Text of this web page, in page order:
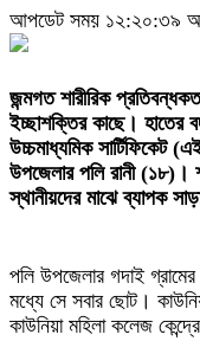
আপডেট সময় ১২:২০:৩৯
জন্মগত শারীরিক
ইচ্ছাশক্তির কাছে। হাতের
উচ্চমাধ্যমিক সার্টিফিকেট
উপজেলার পলি রানী
স্থানীয়দের মাঝে ব্যাপক
পলি উপজেলার গদাই
মধ্যে সে সবার ছোট।
কাউনিয়া মহিলা কলেজ